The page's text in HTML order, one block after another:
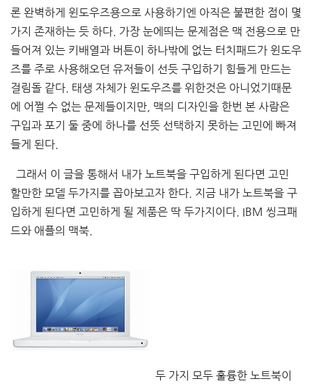
론 완벽하게 윈도우즈용으로 사용하기엔 아직은 불편한 점이 몇
가지 존재하는 듯 하다. 가장 눈에띄는 문제점은 맥 전용으로 만
들어져 있는 키배열과 버튼이 하나밖에 없는 터치패드가 윈도우
즈를 주로 사용해오던 유저들이 선듯 구입하기 힘들게 만드는
걸림돌 같다. 태생 자체가 윈도우즈를 위한것은 아니었기때문
에 어쩔 수 없는 문제들이지만, 맥의 디자인을 한번 본 사람은
구입과 포기 둘 중에 하나를 선뜻 선택하지 못하는 고민에 빠져
들게 된다.
그래서 이 글을 통해서 내가 노트북을 구입하게 된다면 고민
할만한 모델 두가지를 꼽아보고자 한다. 지금 내가 노트북을 구
입하게 된다면 고민하게 될 제품은 딱 두가지이다. IBM 씽크패
드와 애플의 맥북.
두 가지 모두 훌륭한 노트북이